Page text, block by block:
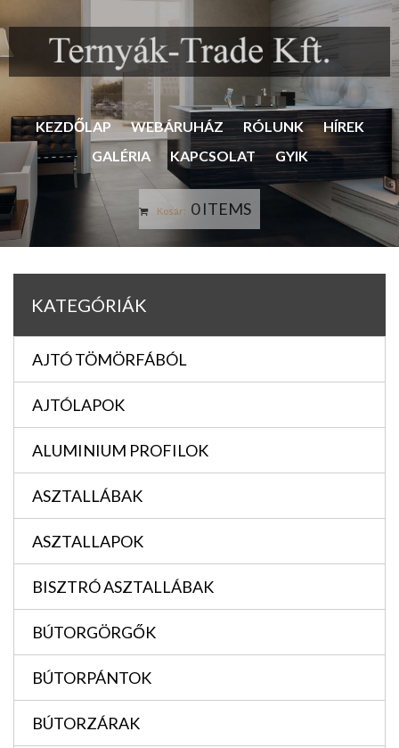
KEZDŐLAP WEBÁRUHÁZ RÓLUNK
HÍREK
GALÉRIA
KAPCSOLAT GYIK
Kosár: 0 ITEMS
KATEGÓRIÁK
AJTÓ TÖMÖRFÁBÓL
AJTÓLAPOK
ALUMINIUM PROFILOK
ASZTALLÁBAK
ASZTALLAPOK
BISZTRÓ ASZTALLÁBAK
BÚTORGÖRGŐK
BÚTORPÁNTOK
BÚTORZÁRAK